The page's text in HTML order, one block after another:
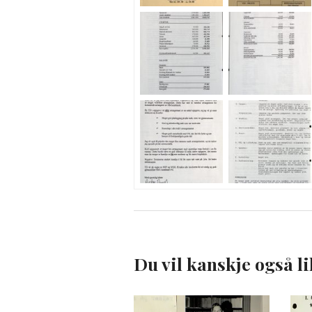
Du vil kanskje også